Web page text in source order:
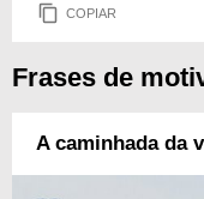
COPIAR
Frases de
A caminhada da